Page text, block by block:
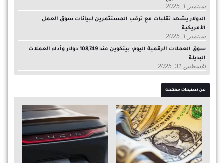
سبتمبر 1, 2025
الدولار يشهد تقلبات مع ترقب المستثمرين لبيانات سوق العمل
الأمريكية
سبتمبر 1, 2025
سوق العملات الرقمية اليوم: بيتكوين عند 108,749 دولار وأداء العملات
البديلة
أغسطس 31, 2025
من تصنيفات مختلفة